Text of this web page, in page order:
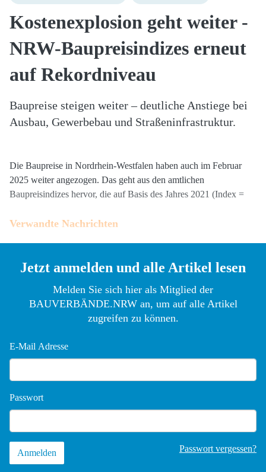
Kostenexplosion geht weiter -
NRW-Baupreisindizes erneut
auf Rekordniveau
Baupreise steigen weiter – deutliche Anstiege bei
Ausbau, Gewerbebau und Straßeninfrastruktur.
Die Baupreise in Nordrhein-Westfalen haben auch im Februar
2025 weiter angezogen. Das geht aus den amtlichen
Baupreisindizes hervor, die auf Basis des Jahres 2021 (Index =
Verwandte Nachrichten
14.04.2026Baupreise für Wohngebäude im Februar 2026
Jetzt anmelden und alle Artikel lesen
Melden Sie sich hier als Mitglied der
BAUVERBÄNDE.NRW an, um auf alle Artikel
zugreifen zu können.
E-Mail Adresse
Passwort
Passwort vergessen?